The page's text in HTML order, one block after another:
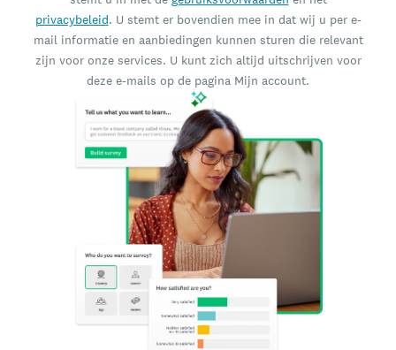
privacybeleid. U stemt er bovendien mee in dat wij u per e-
mail informatie en aanbiedingen kunnen sturen die relevant
zijn voor onze services. U kunt zich altijd uitschrijven voor
deze e-mails op de pagina Mijn account.